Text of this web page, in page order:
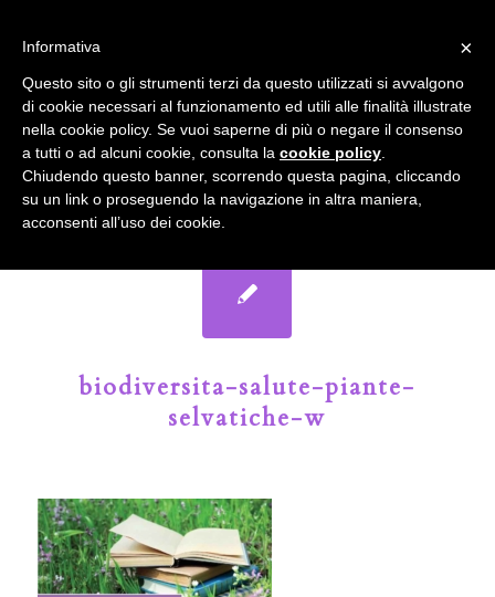
Il Blog del Garden Club di Bologna
biodiversita-salute-piante-
selvatiche-w
accetta l'uso dei cookies previsto nella pagina dedicata.
Fai clic per abilitare/disabilitare il tracciamento di
Google Analytics.
OK Privacy e cookie policy
×
Informativa
Questo sito o gli strumenti terzi da questo utilizzati si avvalgono
di cookie necessari al funzionamento ed utili alle finalità illustrate
nella cookie policy. Se vuoi saperne di più o negare il consenso
a tutti o ad alcuni cookie, consulta la cookie policy
Chiudendo questo banner, scorrendo questa pagina, cliccando
su un link o proseguendo la navigazione in altra maniera,
acconsenti all’uso dei cookie.